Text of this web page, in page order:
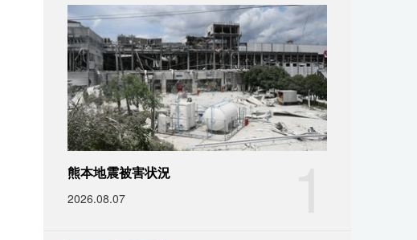
熊本地震被害状況
2026.08.07